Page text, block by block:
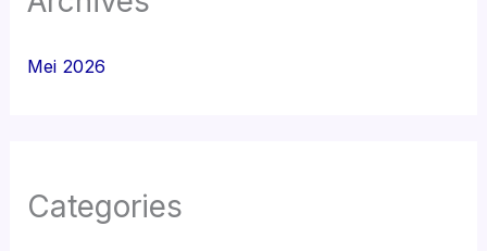
Mei 2026
Categories